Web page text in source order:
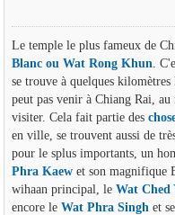
Le temple le plus fameux de
Blanc ou Wat Rong Khun .
se trouve à quelques
peut pas venir à Chiang Rai,
visiter. Cela fait partie des
en ville, se trouvent aussi de
pour le splus importants, un
Phra Kaewet son magnifique
wihaan principal, le Wat Ched
encore le Wat Phra Singh et